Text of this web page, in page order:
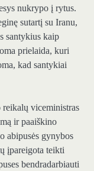
nukrypo į rytus.
sutartį su Iranu,
santykius kaip
prielaida, kuri
kad santykiai
reikalų viceministras
ir paaiškino
abipusės gynybos
įpareigota teikti
bendradarbiauti